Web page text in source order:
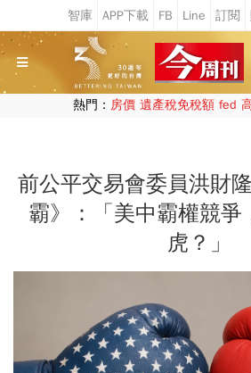
熱門： 房價 遺產稅免稅額 fed
前公平交易會委員洪財
霸》：「美中霸權競爭
虎？」